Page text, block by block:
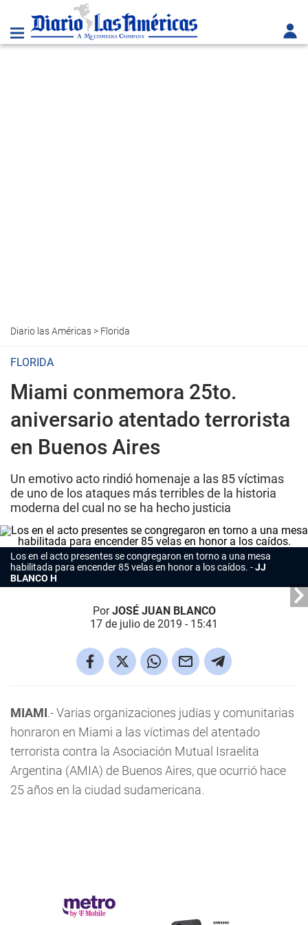
Diario las Américas> Florida
FLORIDA
Miami conmemora 25to.
aniversario atentado terrorista
en Buenos Aires
Un emotivo acto rindió homenaje a las 85 víctimas
de uno de los ataques más terribles de la historia
moderna del cual no se ha hecho justicia
Los en el acto presentes se congregaron en torno a una mesa
habilitada para encender 85 velas en honor a los caídos.
JJ
BLANCO H
PorJOSÉ JUAN BLANCO
17 de julio de 2019 - 15:41
MIAMI.- Varias organizaciones judías y comunitarias
honraron en Miami a las víctimas del atentado
terrorista contra la Asociación Mutual Israelita
Argentina (AMIA) de Buenos Aires, que ocurrió hace
25 años en la ciudad sudamericana.